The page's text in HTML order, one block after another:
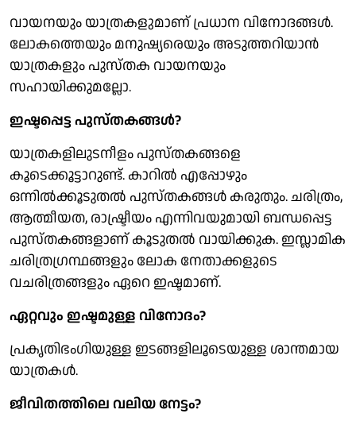
വായനയും യാത്രകളുമാണ് പ്രധാന വിനോദങ്ങള്‍.
ലോകത്തെയും മനുഷ്യരെയും അടുത്തറിയാന്‍
യാത്രകളും പുസ്തക വായനയും
സഹായിക്കുമല്ലോ.
ഇഷ്ടപ്പെട്ട പുസ്തകങ്ങള്‍?
യാത്രകളിലുടനീളം പുസ്തകങ്ങളെ
കൂടെക്കൂട്ടാറുണ്ട്. കാറില്‍ എപ്പോഴും
ഒന്നില്‍ക്കൂടുതല്‍ പുസ്തകങ്ങള്‍ കരുതും. ചരിത്രം,
ആത്മീയത, രാഷ്ട്രീയം എന്നിവയുമായി ബന്ധപ്പെട്ട
പുസ്തകങ്ങളാണ് കൂടുതല്‍ വായിക്കുക. ഇസ്ലാമിക
ചരിത്രഗ്രന്ഥങ്ങളും ലോക നേതാക്കളുടെ
വചരിത്രങ്ങളും ഏറെ ഇഷ്ടമാണ്.
ഏറ്റവും ഇഷ്ടമുള്ള വിനോദം?
പ്രകൃതിഭംഗിയുള്ള ഇടങ്ങളിലൂടെയുള്ള ശാന്തമായ
യാത്രകള്‍.
ജീവിതത്തിലെ വലിയ നേട്ടം?